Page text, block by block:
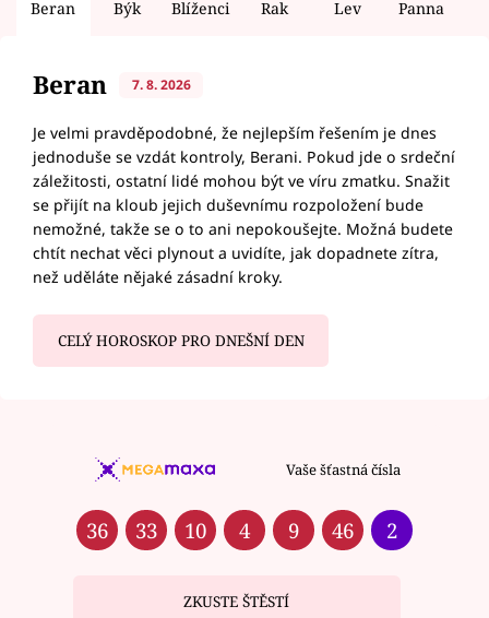
Beran Býk Blíženci Rak Lev Panna
Beran 7. 8. 2026
Je velmi pravděpodobné, že nejlepším řešením je dnes
jednoduše se vzdát kontroly, Berani. Pokud jde o srdeční
záležitosti, ostatní lidé mohou být ve víru zmatku. Snažit
se přijít na kloub jejich duševnímu rozpoložení bude
nemožné, takže se o to ani nepokoušejte. Možná budete
chtít nechat věci plynout a uvidíte, jak dopadnete zítra,
než uděláte nějaké zásadní kroky.
CELÝ HOROSKOP PRO DNEŠNÍ DEN
Vaše šťastná čísla
36 33 10 4 9 46 2
ZKUSTE ŠTĚSTÍ